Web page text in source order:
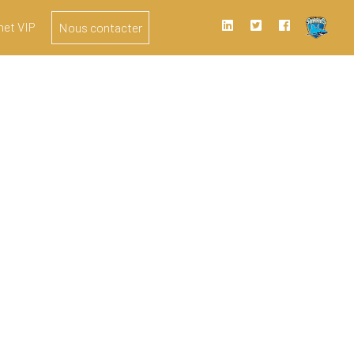
VIP Nous contacter